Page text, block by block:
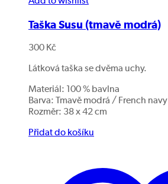
Taška Susu (tmavě modrá)
300 Kč
Látková taška se dvěma uchy.
Materiál: 100 % bavlna
Barva: Tmavě modrá / French navy
Rozměr: 38 x 42 cm
Přidat do košíku